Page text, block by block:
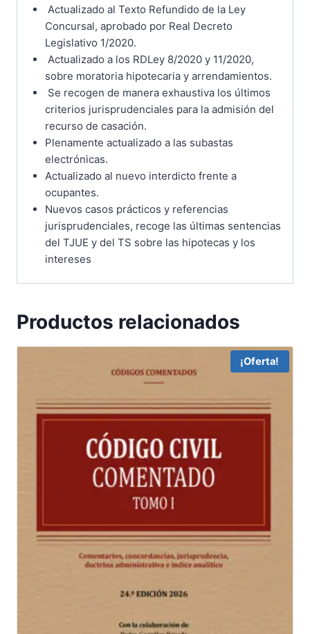
Actualizado al Texto Refundido de la Ley
Concursal, aprobado por Real Decreto
Legislativo 1/2020.
Actualizado a los RDLey 8/2020 y 11/2020,
sobre moratoria hipotecaria y arrendamientos.
Se recogen de manera exhaustiva los últimos
criterios jurisprudenciales para la admisión del
recurso de casación.
Plenamente actualizado a las subastas
electrónicas.
Actualizado al nuevo interdicto frente a
ocupantes.
Nuevos casos prácticos y referencias
jurisprudenciales, recoge las últimas sentencias
del TJUE y del TS sobre las hipotecas y los
intereses
Productos relacionados
¡Oferta!